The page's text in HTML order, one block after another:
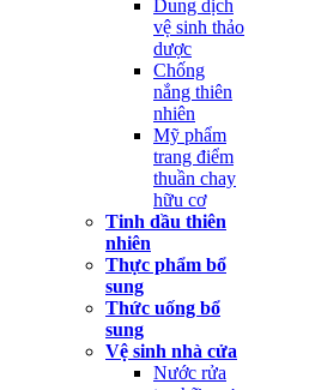
Dung dịch
vệ sinh thảo
dược
Chống
nắng thiên
nhiên
Mỹ phẩm
trang điểm
thuần chay
hữu cơ
Tinh dầu thiên
nhiên
Thực phẩm bổ
sung
Thức uống bổ
sung
Vệ sinh nhà cửa
Nước rửa